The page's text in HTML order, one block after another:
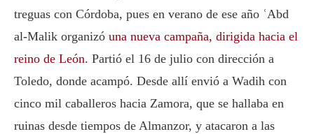
treguas con Córdoba, pues en verano de ese año ʿAbd
al-Malik organizó una nueva campaña, dirigida hacia el
reino de León. Partió el 16 de julio con dirección a
Toledo, donde acampó. Desde allí envió a Wadih con
cinco mil caballeros hacia Zamora, que se hallaba en
ruinas desde tiempos de Almanzor, y atacaron a las